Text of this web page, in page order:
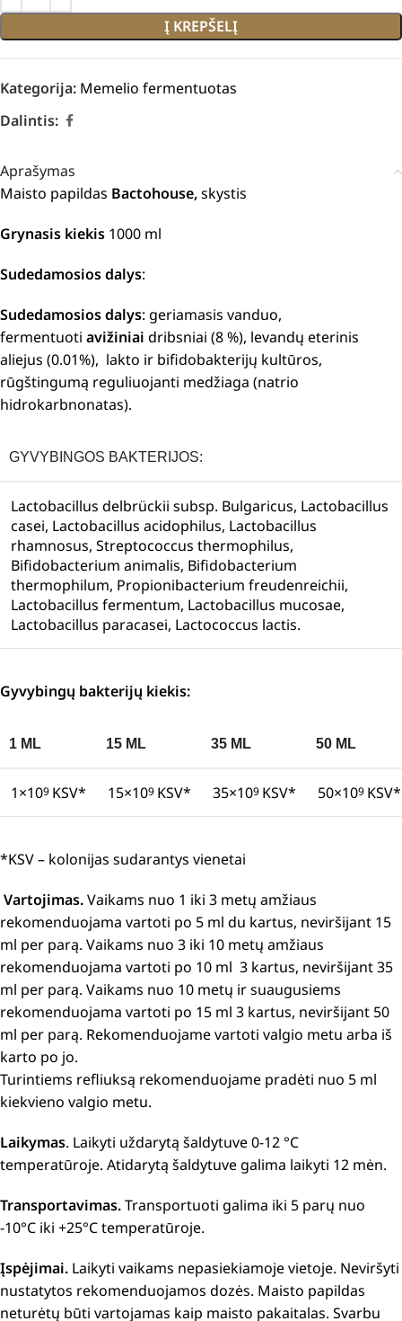
Į KREPŠELĮ
Kategorija: Memelio fermentuotas
Dalintis:
Aprašymas
Maisto papildas Bactohouse,skystis
Grynasis kiekis 1000 ml
Sudedamosios dalys:
Sudedamosios dalys: geriamasis vanduo,
fermentuoti avižiniai dribsniai (8 %), levandų eterinis
aliejus (0.01%), lakto ir bifidobakterijų kultūros,
rūgštingumą reguliuojanti medžiaga (natrio
hidrokarbnonatas).
GYVYBINGOS BAKTERIJOS:
Lactobacillus delbrückii subsp. Bulgaricus, Lactobacillus
casei, Lactobacillus acidophilus, Lactobacillus
rhamnosus, Streptococcus thermophilus,
Bifidobacterium animalis, Bifidobacterium
thermophilum, Propionibacterium freudenreichii,
Lactobacillus fermentum, Lactobacillus mucosae,
Lactobacillus paracasei, Lactococcus lactis.
Gyvybingų bakterijų kiekis:
1 ML 15 ML 35 ML 50 ML
1×109 KSV* 15×109 KSV* 35×109 KSV* 50×109 KSV*
*KSV – kolonijas sudarantys vienetai
Vartojimas.Vaikams nuo 1 iki 3 metų amžiaus
rekomenduojama vartoti po 5 ml du kartus, neviršijant 15
ml per parą. Vaikams nuo 3 iki 10 metų amžiaus
rekomenduojama vartoti po 10 ml 3 kartus, neviršijant 35
ml per parą. Vaikams nuo 10 metų ir suaugusiems
rekomenduojama vartoti po 15 ml 3 kartus, neviršijant 50
ml per parą. Rekomenduojame vartoti valgio metu arba iš
karto po jo.
Turintiems refliuksą rekomenduojame pradėti nuo 5 ml
kiekvieno valgio metu.
Laikymas. Laikyti uždarytą šaldytuve 0-12 °C
temperatūroje. Atidarytą šaldytuve galima laikyti 12 mėn.
Transportavimas.Transportuoti galima iki 5 parų nuo
-10°C iki +25°C temperatūroje.
Įspėjimai. Laikyti vaikams nepasiekiamoje vietoje. Neviršyti
nustatytos rekomenduojamos dozės. Maisto papildas
neturėtų būti vartojamas kaip maisto pakaitalas. Svarbu